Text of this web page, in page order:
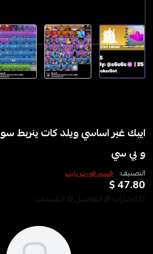
ايبك غير اساسي ويلد كات ينربط
و بي سي
التصنيف: قسم فورت نايت
47.80 $
الخيارات التفاصيل التقييمات